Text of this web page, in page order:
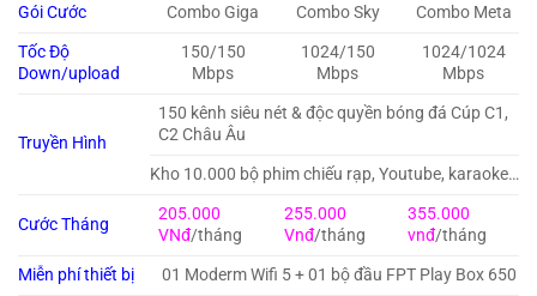
Gói Cước
Combo Giga Combo Sky
Combo Meta
Tốc Độ
Down/upload
150/150
Mbps
1024/150
Mbps
1024/1024
Mbps
Truyền Hình
150 kênh siêu nét & độc quyền bóng đá Cúp C1,
C2 Châu Âu
Kho 10.000 bộ phim chiếu rạp, Youtube, karaoke…
Cước Tháng
205.000
VNđ/tháng
255.000
Vnđ/tháng
355.000
vnđ/tháng
Miễn phí thiết bị
01 Moderm Wifi 5 + 01 bộ đầu FPT Play Box 650